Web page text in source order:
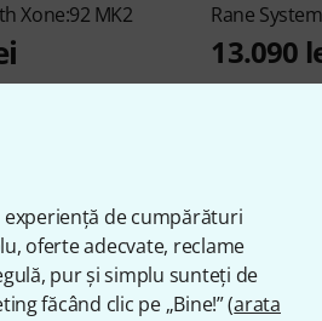
de cumpărături
oferte adecvate, reclame
pur și simplu sunteți de
făcând clic pe „Bine!” (arata
Xone:92 MK2
Rane
13.090